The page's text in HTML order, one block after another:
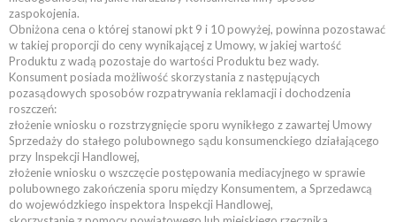
zaspokojenia.
Obniżona cena o której stanowi pkt 9 i 10 powyżej, powinna pozostawać
w takiej proporcji do ceny wynikającej z Umowy, w jakiej wartość
Produktu z wadą pozostaje do wartości Produktu bez wady.
Konsument posiada możliwość skorzystania z następujących
pozasądowych sposobów rozpatrywania reklamacji i dochodzenia
roszczeń:
złożenie wniosku o rozstrzygnięcie sporu wynikłego z zawartej Umowy
Sprzedaży do stałego polubownego sądu konsumenckiego działającego
przy Inspekcji Handlowej,
złożenie wniosku o wszczęcie postępowania mediacyjnego w sprawie
polubownego zakończenia sporu między Konsumentem, a Sprzedawcą
do wojewódzkiego inspektora Inspekcji Handlowej,